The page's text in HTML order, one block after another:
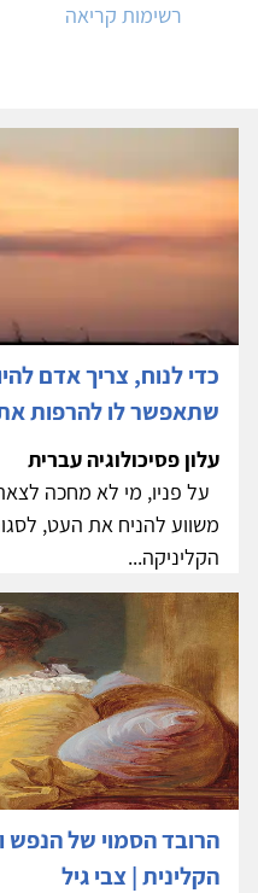
רשימות קריאה
כדי לנוח, צריך אדם
שתאפשר לו להרפות את
עלון פסיכולוגיה עברית
על פניו, מי לא מחכה
משווע להניח את העט,
הקליניקה...
הרובד הסמוי של הנפש
הקלינית | צבי גיל